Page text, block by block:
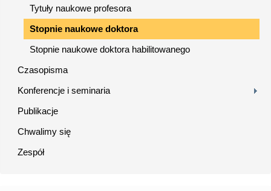
Tytuły naukowe profesora
Stopnie naukowe doktora
Stopnie naukowe doktora habilitowanego
Czasopisma
Konferencje i seminaria
Publikacje
Chwalimy się
Zespół